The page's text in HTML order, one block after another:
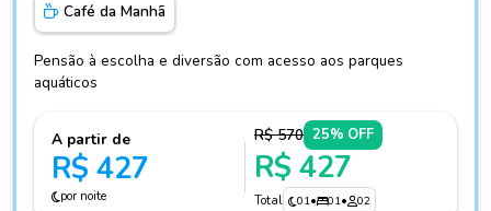
Café da Manhã
Pensão à escolha e diversão com acesso aos parques
aquáticos
A partir de
R$ 427
por noite
R$ 570 25% OFF
R$ 427
Total 01• 01• 02